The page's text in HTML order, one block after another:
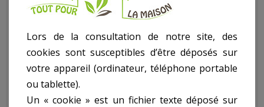
Descriptif technique
Scie A Buches
Thermique 196Cc ref.
Lors de la consultation de notre site, des
cookies sont susceptibles d’être déposés sur
votre appareil (ordinateur, téléphone portable
ou tablette).
Un « cookie » est un fichier texte déposé sur